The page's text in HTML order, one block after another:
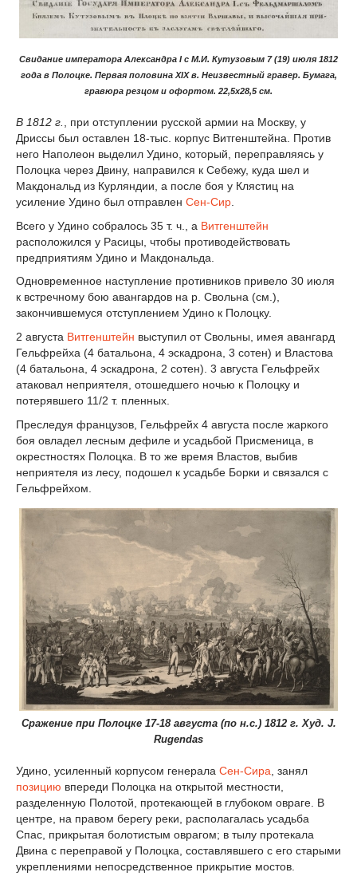
Свидание императора Александра I с М.И. Кутузовым 7 (19) июля 1812
года в Полоцке. Первая половина XIX в. Неизвестный гравер. Бумага,
гравюра резцом и офортом. 22,5х28,5 см.
В 1812 г.
, при отступлении русской армии на Москву, у
Дриссы был оставлен 18-тыс. корпус Витгенштейна. Против
него Наполеон выделил Удино, который, переправляясь у
Полоцка через Двину, направился к Себежу, куда шел и
Макдональд из Курляндии, а после боя у Клястиц на
усиление Удино был отправлен Сен-Сир
Всего у Удино собралось 35 т. ч., а Витгенштейн
расположился у Расицы, чтобы противодействовать
предприятиям Удино и Макдональда.
Одновременное наступление противников привело 30 июля
к встречному бою авангардов на р. Свольна (см.),
закончившемуся отступлением Удино к Полоцку.
2 августа Витгенштейн выступил от Свольны, имея авангард
Гельфрейха (4 батальона, 4 эскадрона, 3 сотен) и Властова
(4 батальона, 4 эскадрона, 2 сотен). 3 августа Гельфрейх
атаковал неприятеля, отошедшего ночью к Полоцку и
потерявшего 11/2 т. пленных.
Преследуя французов, Гельфрейх 4 августа после жаркого
боя овладел лесным дефиле и усадьбой Присменица, в
окрестностях Полоцка. В то же время Властов, выбив
неприятеля из лесу, подошел к усадьбе Борки и связался с
Гельфрейхом.
Сражение при Полоцке 17-18 августа (по н.с.) 1812 г. Худ. J.
Rugendas
Удино, усиленный корпусом генерала Сен-Сира , занял
позицию впереди Полоцка на открытой местности,
разделенную Полотой, протекающей в глубоком овраге. В
центре, на правом берегу реки, располагалась усадьба
Спас, прикрытая болотистым оврагом; в тылу протекала
Двина с переправой у Полоцка, составлявшего с его старыми
укреплениями непосредственное прикрытие мостов.